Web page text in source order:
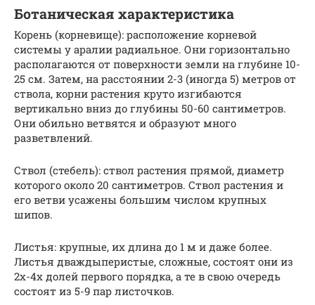
Ботаническая характеристика
Корень (корневище): расположение корневой
системы у аралии радиальное. Они горизонтально
располагаются от поверхности земли на глубине 10-
25 см. Затем, на расстоянии 2-3 (иногда 5) метров от
ствола, корни растения круто изгибаются
вертикально вниз до глубины 50-60 сантиметров.
Они обильно ветвятся и образуют много
разветвлений.
Ствол (стебель): ствол растения прямой, диаметр
которого около 20 сантиметров. Ствол растения и
его ветви усажены большим числом крупных
шипов.
Листья: крупные, их длина до 1 м и даже более.
Листья дваждыперистые, сложные, состоят они из
2х-4х долей первого порядка, а те в свою очередь
состоят из 5-9 пар листочков.